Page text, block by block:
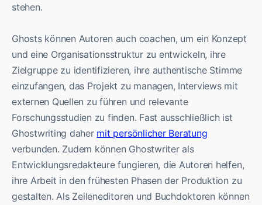
stehen.
Ghosts können Autoren auch coachen, um ein Konzept
und eine Organisationsstruktur zu entwickeln, ihre
Zielgruppe zu identifizieren, ihre authentische Stimme
einzufangen, das Projekt zu managen, Interviews mit
externen Quellen zu führen und relevante
Forschungsstudien zu finden. Fast ausschließlich ist
Ghostwriting daher mit persönlicher Beratung
verbunden. Zudem können Ghostwriter als
Entwicklungsredakteure fungieren, die Autoren helfen,
ihre Arbeit in den frühesten Phasen der Produktion zu
gestalten. Als Zeileneditoren und Buchdoktoren können